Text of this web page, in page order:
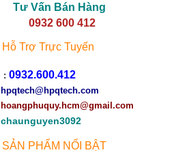
Tư Vấn Bán Hàng
0932 600 412
Hỗ Trợ Trực Tuyến
: 0932.600.412
hpqtech@hpqtech.com
hoangphuquy.hcm@gmail.com
chaunguyen3092
SẢN PHẨM NỔI BẬT